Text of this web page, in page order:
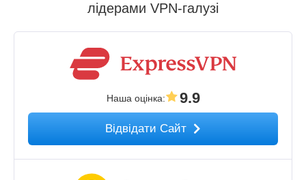
лідерами VPN-галузі
Наша оцінка: 9.9
Відвідати Сайт